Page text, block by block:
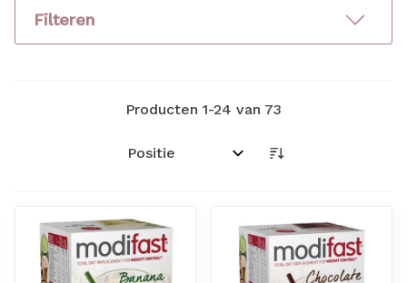
Filteren
Producten 1-24 van 73
Sorteer op: